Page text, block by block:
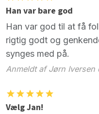
Han var bare god
Han var god til at få
rigtig godt og
synges med på.
Anmeldt af Jørn Iversen
Vælg Jan!